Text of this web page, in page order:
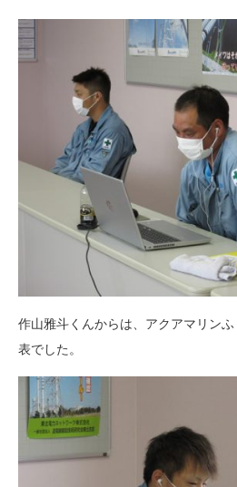
作山雅斗くんからは、アクアマリン
表でした。